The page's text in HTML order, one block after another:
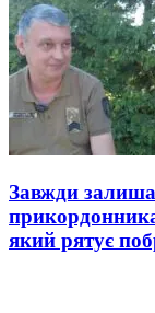
Завжди
який рятує